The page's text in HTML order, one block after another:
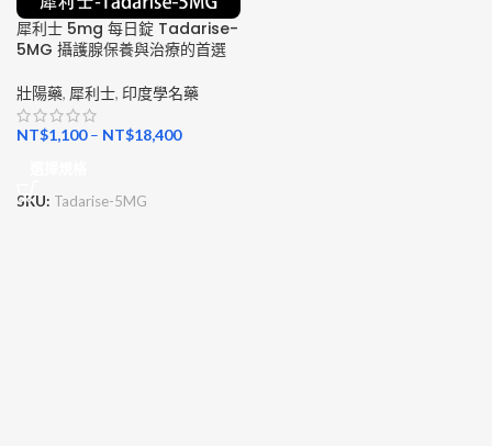
犀利士 5mg 每日錠 Tadarise-
5MG 攝護腺保養與治療的首選
壯陽藥, 犀利士, 印度學名藥
NT$1,100– NT$18,400
SKU: Tadarise-5MG